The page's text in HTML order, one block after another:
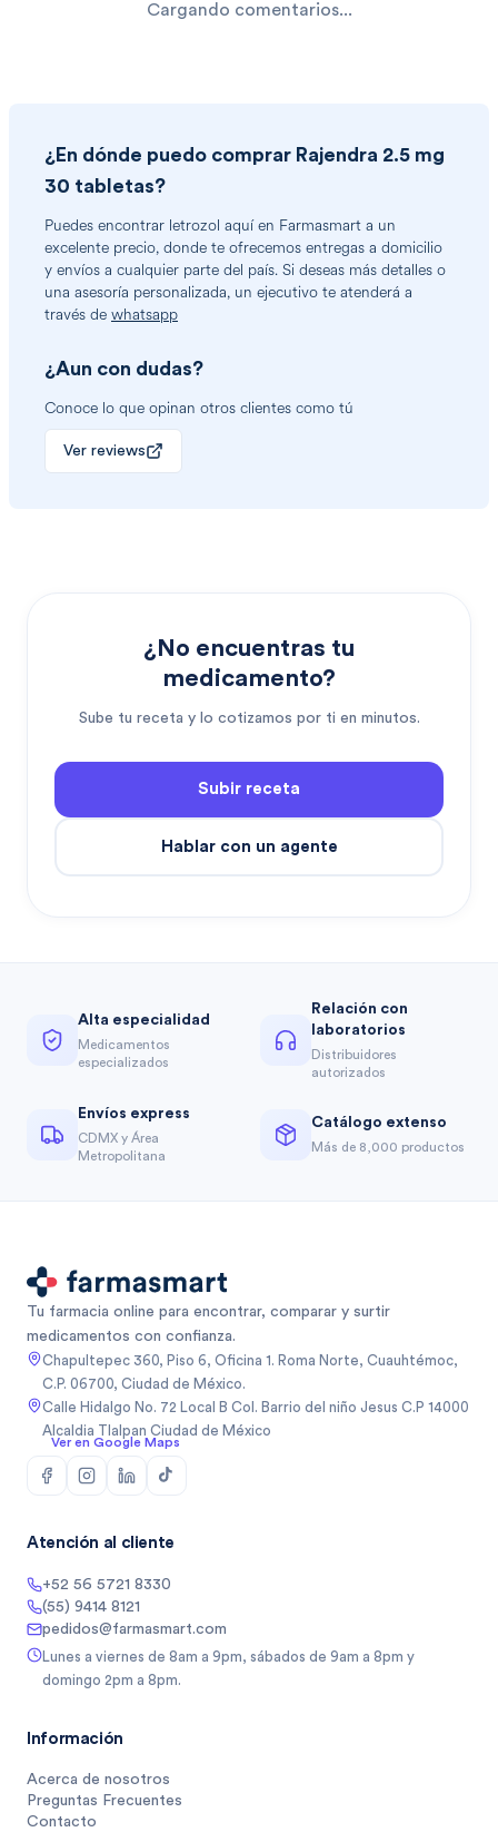
Cargando comentarios...
¿En dónde puedo comprar Rajendra 2.5 mg
30 tabletas?
Puedes encontrar letrozol aquí en Farmasmart a un
excelente precio, donde te ofrecemos entregas a domicilio
y envíos a cualquier parte del país. Si deseas más detalles o
una asesoría personalizada, un ejecutivo te atenderá a
través de whatsapp
¿Aun con dudas?
Conoce lo que opinan otros clientes como tú
Ver reviews
¿No encuentras tu
medicamento?
Sube tu receta y lo cotizamos por ti en minutos.
Subir receta
Hablar con un agente
Alta especialidad
Medicamentos
especializados
Relación con
laboratorios
Distribuidores
autorizados
Envíos express
CDMX y Área
Metropolitana
Catálogo extenso
Más de 8,000 productos
Tu farmacia online para encontrar, comparar y surtir
medicamentos con confianza.
Chapultepec 360, Piso 6, Oficina 1. Roma Norte, Cuauhtémoc,
C.P. 06700, Ciudad de México.
Calle Hidalgo No. 72 Local B Col. Barrio del niño Jesus C.P 14000
Alcaldia Tlalpan Ciudad de México
Ver en Google Maps
Atención al cliente
+52 56 5721 8330
(55) 9414 8121
pedidos@farmasmart.com
Lunes a viernes de 8am a 9pm, sábados de 9am a 8pm y
domingo 2pm a 8pm.
Información
Acerca de nosotros
Preguntas Frecuentes
Contacto